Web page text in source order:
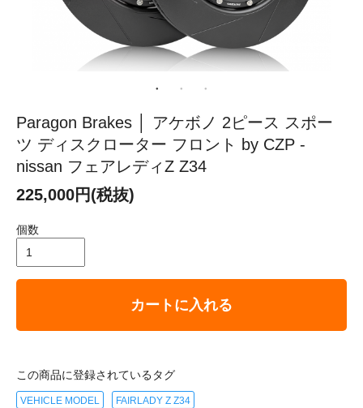
Paragon Brakes │ アケボノ 2ピース スポー
ツ ディスクローター フロント by CZP -
nissan フェアレディZ Z34
225,000円(税抜)
個数
カートに入れる
この商品に登録されているタグ
VEHICLE MODEL FAIRLADY Z Z34